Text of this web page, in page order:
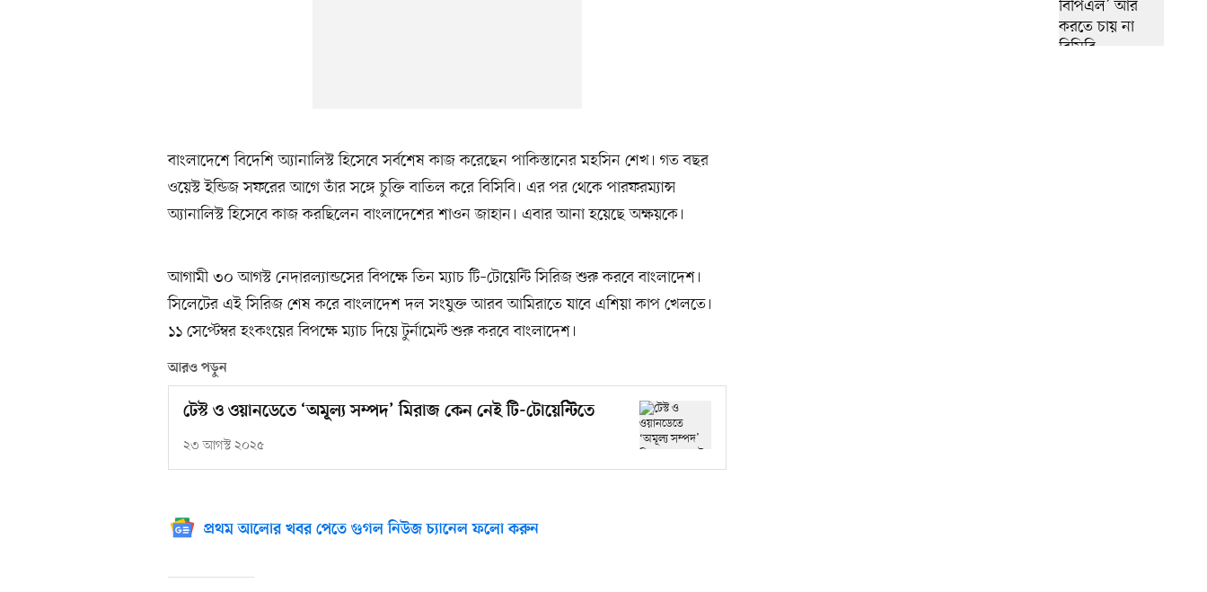
বাংলাদেশে বিদেশি অ্যানালিস্ট হিসেবে সর্বশেষ কাজ করেছেন পাকিস্তানের মহসিন শেখ। গত বছর
ওয়েস্ট ইন্ডিজ সফরের আগে তাঁর সঙ্গে চুক্তি বাতিল করে বিসিবি। এর পর থেকে পারফরম্যান্স
অ্যানালিস্ট হিসেবে কাজ করছিলেন বাংলাদেশের শাওন জাহান। এবার আনা হয়েছে অক্ষয়কে।
আগামী ৩০ আগস্ট নেদারল্যান্ডসের বিপক্ষে তিন ম্যাচ টি–টোয়েন্টি সিরিজ শুরু করবে বাংলাদেশ।
সিলেটের এই সিরিজ শেষ করে বাংলাদেশ দল সংযুক্ত আরব আমিরাতে যাবে এশিয়া কাপ খেলতে।
১১ সেপ্টেম্বর হংকংয়ের বিপক্ষে ম্যাচ দিয়ে টুর্নামেন্ট শুরু করবে বাংলাদেশ।
আরও পড়ুন
টেস্ট ও ওয়ানডেতে ‘অমূল্য সম্পদ’ মিরাজ কেন নেই টি-টোয়েন্টিতে
২৩ আগস্ট ২০২৫
প্রথম আলোর খবর পেতে গুগল নিউজ চ্যানেল ফলো করুন